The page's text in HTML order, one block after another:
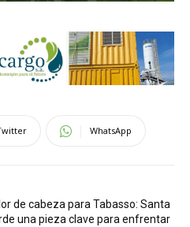
WhatsApp
de cabeza para Tabasso: Santa
una pieza clave para enfrentar